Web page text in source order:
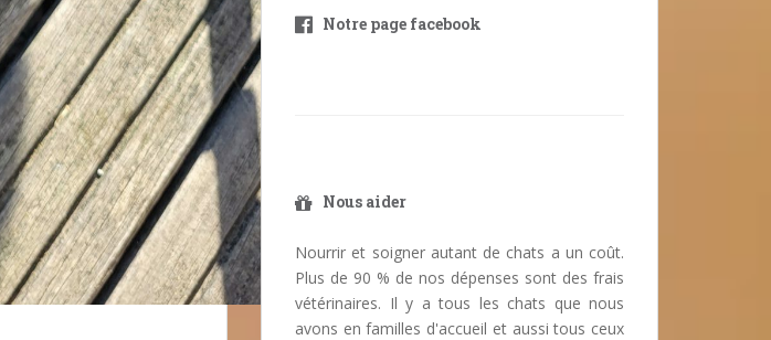
Notre page facebook
Nous aider
Nourrir et soigner autant de chats a un coût.
Plus de 90 % de nos dépenses sont des frais
vétérinaires. Il y a tous les chats que nous
avons en familles d'accueil et aussi tous ceux